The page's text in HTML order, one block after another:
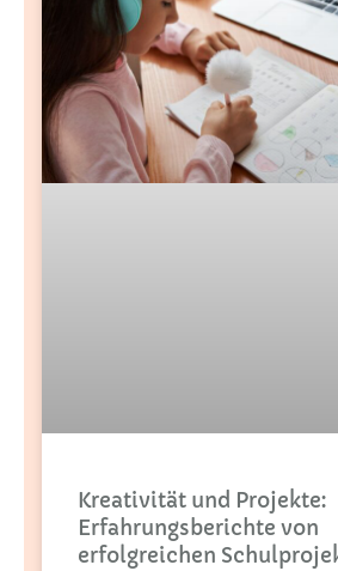
Kreativität und Projekte:
Erfahrungsberichte von
erfolgreichen